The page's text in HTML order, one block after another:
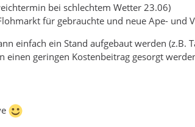
bei schlechtem Wetter 23.06)
für gebrauchte und neue Ape- und
einfach ein Stand aufgebaut werden (z.B.
einen geringen Kostenbeitrag gesorgt